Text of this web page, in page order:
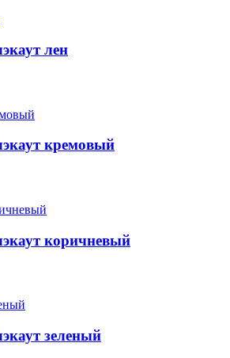
лен
кремовый
коричневый
зеленый